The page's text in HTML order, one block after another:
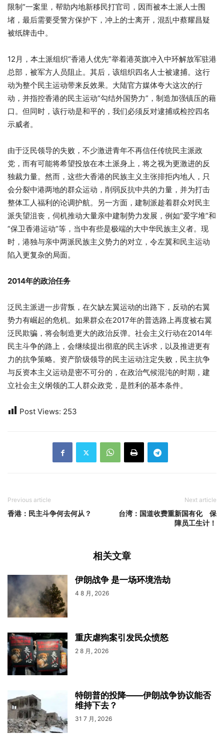
限制”一案里，帮助内地新移民打官司，因而被本土派人士围
堵，最后需要受警方保护下，冲上的士离开，混乱中蔡耀昌疑
被纸牌击中。
12月，本土派组织“香港人优先”举着港英旗冲入中环解放军驻港
总部，被军方人员阻止。其后，该组织四名人士被逮捕。这行
动为整个民主运动带来反效果。大陆官方媒体夸大这次的行
动，并指控香港的民主运动“勾结外国势力”，制造加强镇压的藉
口。但同时，该行动是和平的，我们必须反对逮捕或检控四名
示威者。
由于泛民领导的失败，不少激进青年不再信任传统民主派政
党，而有可能将希望投放在本土派身上，将之视为更激进的反
独裁力量。然而，这些大香港的民族主义主张排拒内地人，只
会分裂中港两地的群众运动，削弱反抗中共的力量，并为打击
整体工人福利的论调护航。另一方面，建制派趁着群众对民主
派失望沮丧，伺机推动大量亲中建制势力发展，例如“爱字堆”和
“保卫香港运动”等，当中有些是极端的大中华民族主义者。现
时，港独与亲中两派民族主义势力的对立，令左翼和民主运动
陷入更复杂的局面。
2014年的政治任务
泛民主派进一步背叛，在欠缺左翼运动的出路下，反动的右翼
势力有崛起的危机。如果群众在2017年的普选路上再度被右翼
泛民欺骗，将会制造更大的政治反弹。社会主义行动在2014年
民主斗争的路上，会继续提出彻底的民主诉求，以及推进更有
力的抗争策略。资产阶级领导的民主运动注定失败，民主抗争
与反资本主义运动是密不可分的，在政治气候混沌的时期，建
立社会主义纲领的工人群众政党，是胜利的基本条件。
Post Views: 253
Previous article
香港：民主斗争何去何从？
Next article
台湾：国道收费重新国有化 保
障员工生计！
相关文章
伊朗战争 是一场环境浩劫
4 8 月, 2026
重庆虐狗案引发民众愤怒
2 8 月, 2026
特朗普的投降——伊朗战争协议能否
维持下去？
31 7 月, 2026